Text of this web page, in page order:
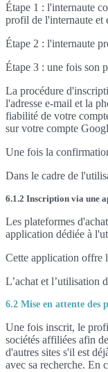
Étape 1 : l'internaute
profil de l'internaute et
Étape 2 : l'internaute
Étape 3 : une fois son
La procédure
l'adresse e-mail et la
fiabilité de votre
sur votre compte
Une fois la
Dans le cadre de
6.1.2 Inscription via une
Les plateformes
application dédiée à
Cette application offre
L’achat et l’utilisation
6.2 Mise en attente des
Une fois inscrit, le
sociétés affiliées afin
d'autres sites s'il est
avec sa recherche. En